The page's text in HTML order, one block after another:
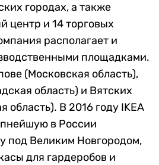
городах, а также
центр и 14 торговых
располагает и
площадками.
(Московская область),
область) и Вятских
область). В 2016 году IKEA
в России
под Великим Новгородом,
для гардеробов и